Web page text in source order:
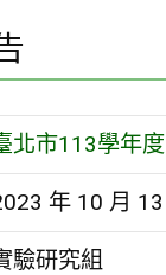
北市113學年
年 10 月 13
驗研究組